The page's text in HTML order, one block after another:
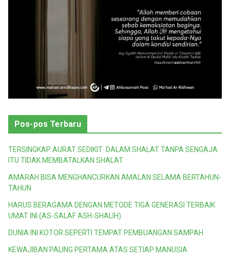
Pos-pos Terbaru
TERSINGKAP AURAT SEDIKIT DALAM SHALAT TANPA SENGAJA
ITU TIDAK MEMBATALKAN SHALAT
AMARAH BISA MENGHANCURKAN AMALAN SELAMA BERTAHUN-
TAHUN
HARUS BERAGAMA DENGAN METODE TIGA GENERASI TERBAIK
UMAT INI (AS-SALAF ASH-SHALIH)
DUNIA INI KOTOR SEPERTI TEMPAT PEMBUANGAN SAMPAH
KEWAJIBAN PALING PERTAMA ATAS SETIAP MANUSIA